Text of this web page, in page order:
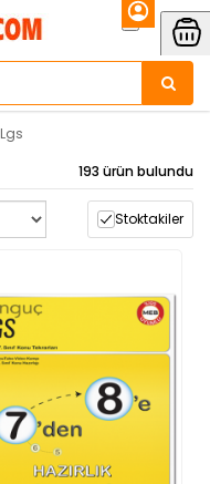
193 ürün bulundu
Stoktakiler